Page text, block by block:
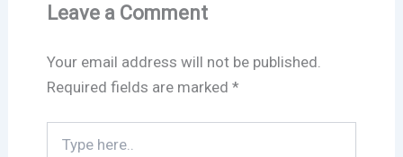
Leave a Comment
Your email address will not be published.
Required fields are marked *
here..